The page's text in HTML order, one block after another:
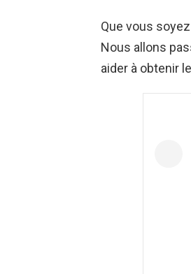
Que vous
Nous allons
aider à obtenir